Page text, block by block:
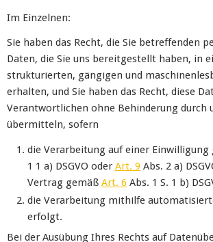
Im Einzelnen:
Sie haben das Recht, die Sie betreffenden
Daten, die Sie uns bereitgestellt haben, in
strukturierten, gängigen und
erhalten, und Sie haben das Recht, diese
Verantwortlichen ohne Behinderung durch
übermitteln, sofern
die Verarbeitung auf einer Einwilligung
1 1 a) DSGVO oder Art. 9 Abs. 2 a)
Vertrag gemäß Art. 6 Abs. 1 S. 1 b)
die Verarbeitung mithilfe
erfolgt.
Bei der Ausübung Ihres Rechts auf